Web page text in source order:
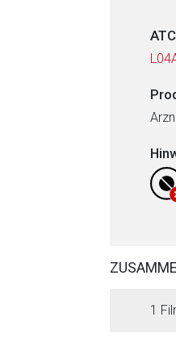
ATC
1